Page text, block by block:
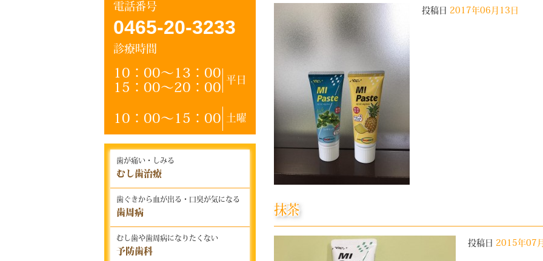
投稿日 2017年06月13日
抹茶
投稿日 2015年07
電話番号
0465-20-3233
診療時間
10：00～13：00
15：00～20：00
平日
10：00～15：00 土曜
歯が痛い・しみる
むし歯治療
歯ぐきから血が出る・口臭が気になる
歯周病
むし歯や歯周病になりたくない
予防歯科